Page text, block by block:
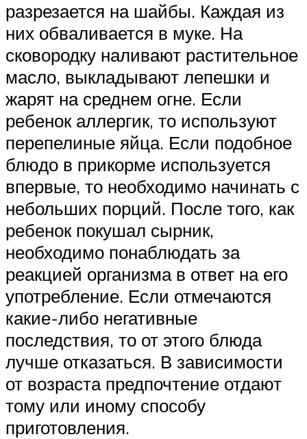
разрезается на шайбы. Каждая из
них обваливается в муке. На
сковородку наливают растительное
масло, выкладывают лепешки и
жарят на среднем огне. Если
ребенок аллергик, то используют
перепелиные яйца. Если подобное
блюдо в прикорме используется
впервые, то необходимо начинать с
небольших порций. После того, как
ребенок покушал сырник,
необходимо понаблюдать за
реакцией организма в ответ на его
употребление. Если отмечаются
какие-либо негативные
последствия, то от этого блюда
лучше отказаться. В зависимости
от возраста предпочтение отдают
тому или иному способу
приготовления.